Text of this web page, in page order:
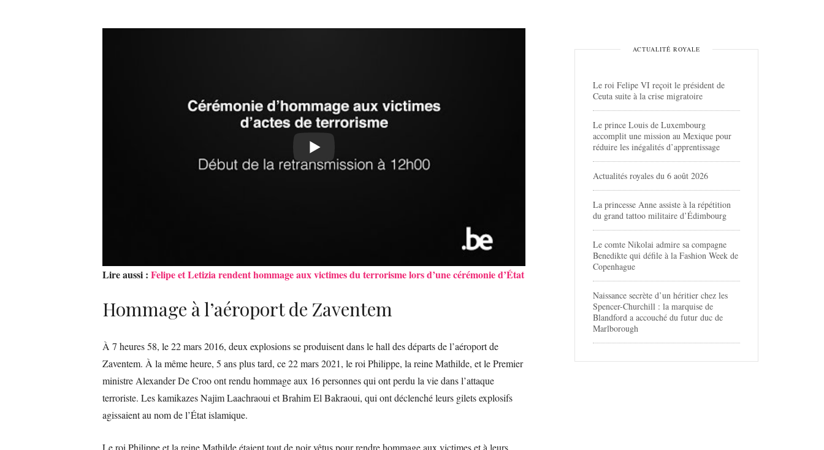
Lire aussi : Felipe et Letizia rendent hommage aux victimes du terrorisme lors d’une cérémonie d’État
Hommage à l’aéroport de Zaventem
À 7 heures 58, le 22 mars 2016, deux explosions se produisent dans le hall des départs de l’aéroport de
Zaventem. À la même heure, 5 ans plus tard, ce 22 mars 2021, le roi Philippe, la reine Mathilde, et le Premier
ministre Alexander De Croo ont rendu hommage aux 16 personnes qui ont perdu la vie dans l’attaque
terroriste. Les kamikazes Najim Laachraoui et Brahim El Bakraoui, qui ont déclenché leurs gilets explosifs
agissaient au nom de l’État islamique.
Le roi Philippe et la reine Mathilde étaient tout de noir vêtus pour rendre hommage aux victimes et à leurs
ACTUALITÉ ROYALE
Le roi Felipe VI reçoit le président de
Ceuta suite à la crise migratoire
Le prince Louis de Luxembourg
accomplit une mission au Mexique pour
réduire les inégalités d’apprentissage
Actualités royales du 6 août 2026
La princesse Anne assiste à la répétition
du grand tattoo militaire d’Édimbourg
Le comte Nikolai admire sa compagne
Benedikte qui défile à la Fashion Week de
Copenhague
Naissance secrète d’un héritier chez les
Spencer-Churchill : la marquise de
Blandford a accouché du futur duc de
Marlborough